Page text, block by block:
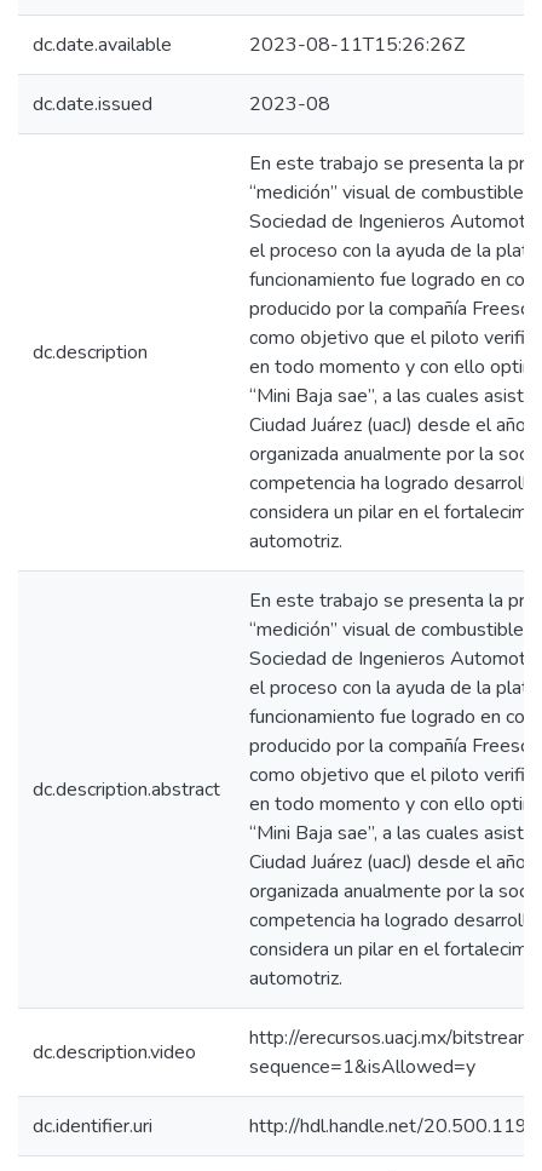
dc.date.available 2023-08-11T15:26:26Z
dc.date.issued 2023-08
dc.description
En este trabajo se presenta la
“medición” visual de combustible
Sociedad de Ingenieros
el proceso con la ayuda de la
funcionamiento fue logrado en
producido por la compañía
como objetivo que el piloto
en todo momento y con ello
“Mini Baja sae”, a las cuales
Ciudad Juárez (uacJ) desde el
organizada anualmente por la
competencia ha logrado
considera un pilar en el
automotriz.
dc.description.abstract
En este trabajo se presenta la
“medición” visual de combustible
Sociedad de Ingenieros
el proceso con la ayuda de la
funcionamiento fue logrado en
producido por la compañía
como objetivo que el piloto
en todo momento y con ello
“Mini Baja sae”, a las cuales
Ciudad Juárez (uacJ) desde el
organizada anualmente por la
competencia ha logrado
considera un pilar en el
automotriz.
dc.description.video
http://erecursos.uacj.mx/
sequence=1&isAllowed=y
dc.identifier.uri http://hdl.handle.net/